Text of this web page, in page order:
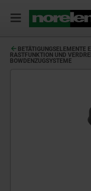
BETÄTIGUNGSELEMENTE
RASTFUNKTION UND
BOWDENZUGSYSTEME